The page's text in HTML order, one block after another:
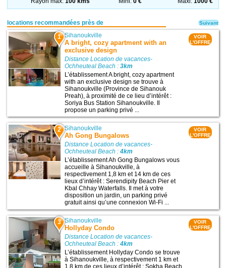
locations recommandées près de
1 Sihanoukville
A bright, cozy apartment with an
exclusive design
Distance Location de vacances-
Ochheuteal Beach :3km
L’établissement A bright, cozy apartment
with an exclusive design se trouve à
Sihanoukville (Province de Sihanouk
Preah), à proximité de ce lieu d’intérêt :
Soriya Bus Station Sihanoukville. Il
propose un parking privé ...
VOIR
L'OFFRE
2 Sihanoukville
Ah Gong Bungalows
Distance Location de vacances-
Ochheuteal Beach :4km
L’établissement Ah Gong Bungalows vous
accueille à Sihanoukville, à
respectivement 1,8 km et 14 km de ces
lieux d’intérêt : Serendipity Beach Pier et
Kbal Chhay Waterfalls. Il met à votre
disposition un jardin, un parking privé
gratuit ainsi qu’une connexion Wi-Fi ...
VOIR
L'OFFRE
3 Sihanoukville
Hollyday Condo
Distance Location de vacances-
Ochheuteal Beach :4km
L’établissement Hollyday Condo se trouve
à Sihanoukville, à respectivement 1 km et
1,8 km de ces lieux d’intérêt : Sokha Beach
VOIR
L'OFFRE
Suivant